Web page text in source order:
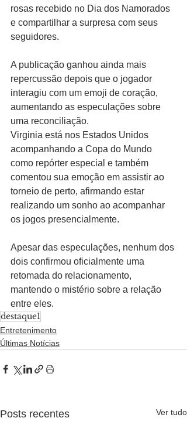
rosas recebido no Dia dos Namorados
e compartilhar a surpresa com seus
seguidores.
A publicação ganhou ainda mais
repercussão depois que o jogador
interagiu com um emoji de coração,
aumentando as especulações sobre
uma reconciliação.
Virginia está nos Estados Unidos
acompanhando a Copa do Mundo
como repórter especial e também
comentou sua emoção em assistir ao
torneio de perto, afirmando estar
realizando um sonho ao acompanhar
os jogos presencialmente.
Apesar das especulações, nenhum dos
dois confirmou oficialmente uma
retomada do relacionamento,
mantendo o mistério sobre a relação
entre eles.
destaque1
Entretenimento
Últimas Notícias
Posts recentes Ver tudo